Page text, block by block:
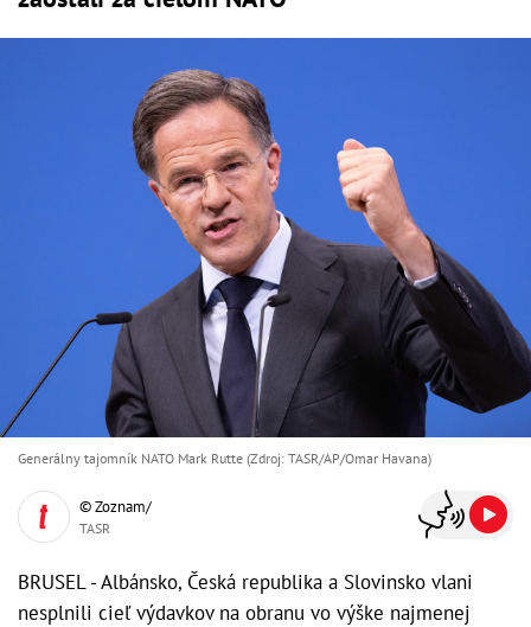
Generálny tajomník NATO Mark Rutte (Zdroj: TASR/AP/Omar Havana)
© Zoznam/
TASR
BRUSEL - Albánsko, Česká republika a Slovinsko vlani
nesplnili cieľ výdavkov na obranu vo výške najmenej